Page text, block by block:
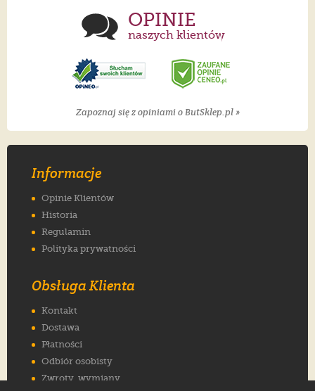
OPINIE
naszych klientów
Zapoznaj się z opiniami o ButSklep.pl »
Informacje
Opinie Klientów
Historia
Regulamin
Polityka prywatności
Obsługa Klienta
Kontakt
Dostawa
Płatności
Odbiór osobisty
Zwroty, wymiany